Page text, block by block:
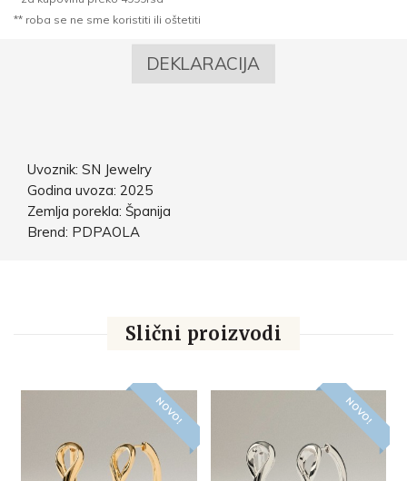
** roba se ne sme koristiti ili oštetiti
DEKLARACIJA
Uvoznik: SN Jewelry
Godina uvoza: 2025
Zemlja porekla: Španija
Brend: PDPAOLA
Slični proizvodi
NOVO! NOVO!